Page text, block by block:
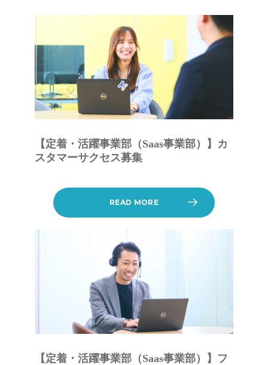
【定着・活躍事業部（Saas事業部）】カ
スタマーサクセス募集
READ MORE
【定着・活躍事業部（Saas事業部）】フ